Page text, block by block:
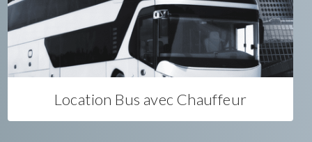
Location Bus avec Chauffeur